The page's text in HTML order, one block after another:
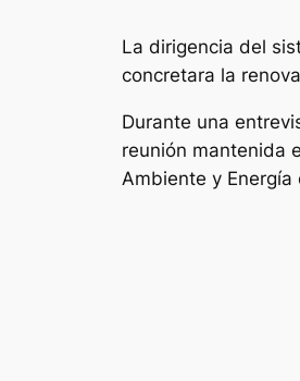
La dirigencia del
concretara la
Durante una
reunión mantenida
Ambiente y